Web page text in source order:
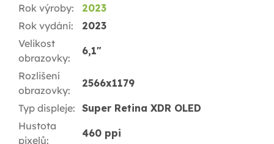
Rok výroby:
2023
Rok vydání:
2023
Velikost
obrazovky:
6,1"
Rozlišení
obrazovky:
2566x1179
Typ displeje: Super Retina XDR OLED
Hustota
pixelů:
460 ppi